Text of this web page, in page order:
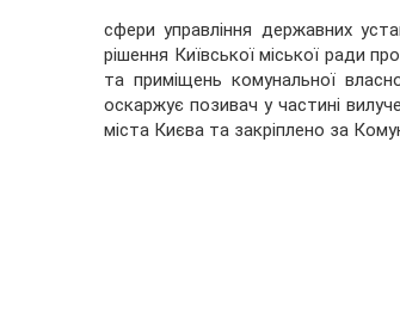
сфери управління державних
рішення Київської міської ради
та приміщень комунальної
оскаржує позивач у частині
міста Києва та закріплено за